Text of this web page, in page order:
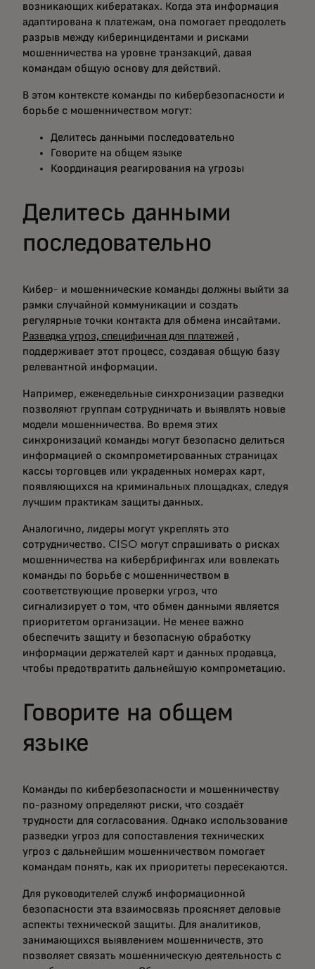
возникающих кибератаках. Когда эта информация
адаптирована к платежам, она помогает преодолеть
разрыв между киберинцидентами и рисками
мошенничества на уровне транзакций, давая
командам общую основу для действий.
В этом контексте команды по кибербезопасности и
борьбе с мошенничеством могут:
Делитесь данными последовательно
Говорите на общем языке
Координация реагирования на угрозы
Делитесь данными
последовательно
Кибер- и мошеннические команды должны выйти за
рамки случайной коммуникации и создать
регулярные точки контакта для обмена инсайтами.
Разведка угроз, специфичная для платежей ,
поддерживает этот процесс, создавая общую базу
релевантной информации.
Например, еженедельные синхронизации разведки
позволяют группам сотрудничать и выявлять новые
модели мошенничества. Во время этих
синхронизаций команды могут безопасно делиться
информацией о скомпрометированных страницах
кассы торговцев или украденных номерах карт,
появляющихся на криминальных площадках, следуя
лучшим практикам защиты данных.
Аналогично, лидеры могут укреплять это
сотрудничество. CISO могут спрашивать о рисках
мошенничества на кибербрифингах или вовлекать
команды по борьбе с мошенничеством в
соответствующие проверки угроз, что
сигнализирует о том, что обмен данными является
приоритетом организации. Не менее важно
обеспечить защиту и безопасную обработку
информации держателей карт и данных продавца,
чтобы предотвратить дальнейшую компрометацию.
Говорите на общем
языке
Команды по кибербезопасности и мошенничеству
по-разному определяют риски, что создаёт
трудности для согласования. Однако использование
разведки угроз для сопоставления технических
угроз с дальнейшим мошенничеством помогает
командам понять, как их приоритеты пересекаются.
Для руководителей служб информационной
безопасности эта взаимосвязь проясняет деловые
аспекты технической защиты. Для аналитиков,
занимающихся выявлением мошенничеств, это
позволяет связать мошенническую деятельность с